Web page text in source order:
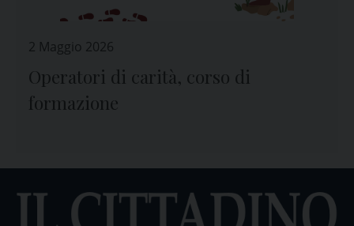
2 Maggio 2026
Operatori di carità, corso di
formazione